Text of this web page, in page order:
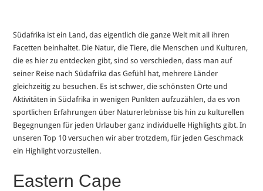
Südafrika ist ein Land, das eigentlich die ganze Welt mit all ihren
Facetten beinhaltet. Die Natur, die Tiere, die Menschen und Kulturen,
die es hier zu entdecken gibt, sind so verschieden, dass man auf
seiner Reise nach Südafrika das Gefühl hat, mehrere Länder
gleichzeitig zu besuchen. Es ist schwer, die schönsten Orte und
Aktivitäten in Südafrika in wenigen Punkten aufzuzählen, da es von
sportlichen Erfahrungen über Naturerlebnisse bis hin zu kulturellen
Begegnungen für jeden Urlauber ganz individuelle Highlights gibt. In
unseren Top 10 versuchen wir aber trotzdem, für jeden Geschmack
ein Highlight vorzustellen.
Eastern Cape